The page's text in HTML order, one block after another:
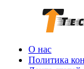
О нас
Политика